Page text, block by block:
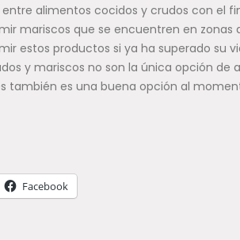
alimentos cocidos y crudos con el
mariscos que se encuentren en zonas
estos productos si ya ha superado su
y mariscos no son la única opción
también es una buena opción al
Facebook